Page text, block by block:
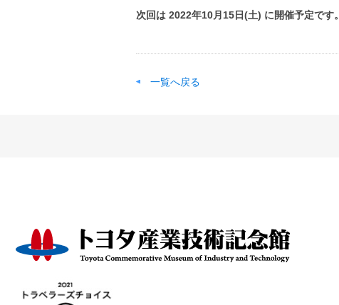
次回は 2022年10月15日(土) に開催予定です。
一覧へ戻る